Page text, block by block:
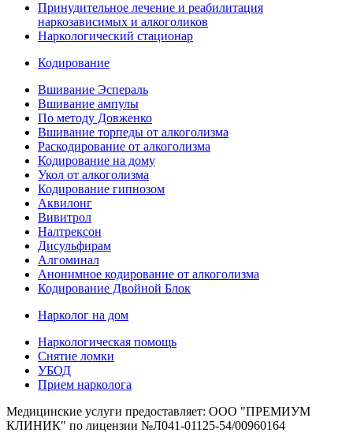
Принудительное лечение и реабилитация
наркозависимых и алкоголиков
Наркологический стационар
Кодирование
Вшивание Эспераль
Вшивание ампулы
По методу Довженко
Вшивание торпеды от алкоголизма
Раскодирование от алкоголизма
Кодирование на дому
Укол от алкоголизма
Кодирование гипнозом
Аквилонг
Вивитрол
Налтрексон
Дисульфирам
Алгоминал
Анонимное кодирование от алкоголизма
Кодирование Двойной Блок
Нарколог на дом
Наркологическая помощь
Снятие ломки
УБОД
Прием нарколога
Медицинские услуги предоставляет: ООО "ПРЕМИУМ
КЛИНИК" по лицензии №Л041-01125-54/00960164